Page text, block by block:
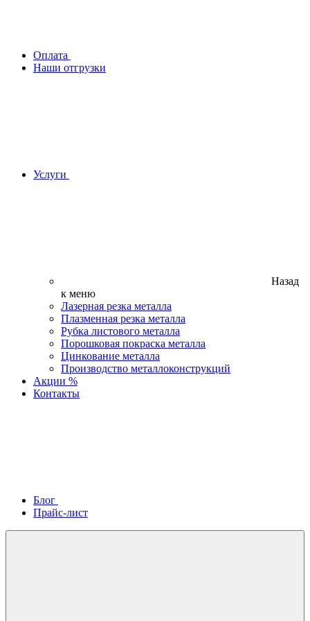
Оплата
Наши отгрузки
Услуги
Назад
к меню
Лазерная резка металла
Плазменная резка металла
Рубка листового металла
Порошковая покраска металла
Цинкование металла
Производство металлоконструкций
Акции %
Контакты
Блог
Прайс-лист